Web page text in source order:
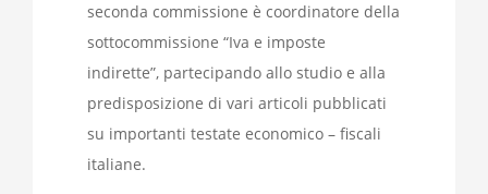
seconda commissione è coordinatore della
sottocommissione “Iva e imposte
indirette”, partecipando allo studio e alla
predisposizione di vari articoli pubblicati
su importanti testate economico – fiscali
italiane.